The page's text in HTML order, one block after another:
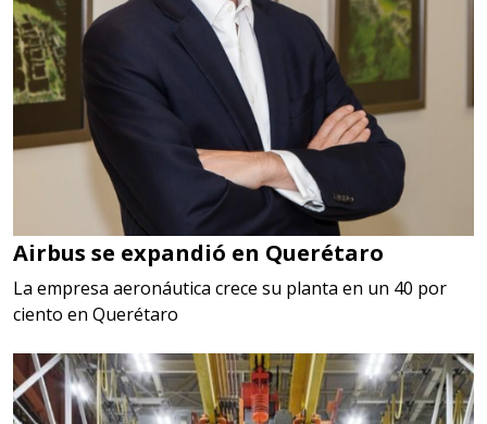
Airbus se expandió en Querétaro
La empresa aeronáutica crece su planta en un 40 por
ciento en Querétaro